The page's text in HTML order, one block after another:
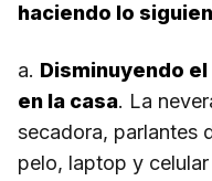
haciendo lo
a. Disminuyendo
en la casa. La
secadora, parlantes
pelo, laptop y